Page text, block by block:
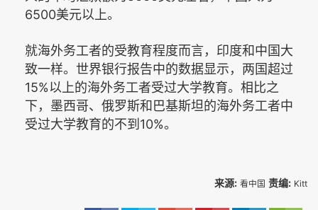
6500美元以上。
就海外务工者的受教育程度而言，印度和中国大
致一样。世界银行报告中的数据显示，两国超过
15% 以上的海外务工者受过大学教育。相比之
下，墨西哥、俄罗斯和巴基斯坦的海外务工者中
受过大学教育的不到 10%。
来源: 看中国 责编: Kitt